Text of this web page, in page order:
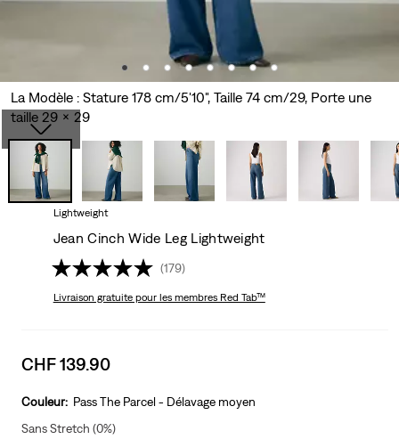
La Modèle : Stature 178 cm/5'10", Taille 74 cm/29, Porte une
taille 29 x 29
Lightweight
Jean Cinch Wide Leg Lightweight
(179)
Livraison gratuitepour les membres Red Tab™
Sale
is
CHF 139.90
Couleur: Pass The Parcel - Délavage moyen
Sans Stretch (0%)